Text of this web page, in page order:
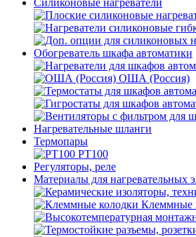
Силиконовые нагреватели
Обогреватель шкафа автоматики
ОША (Россия)
Нагревательные шланги
Термопары
PT100
Регуляторы, реле
Материалы для нагревательных
Клеммные